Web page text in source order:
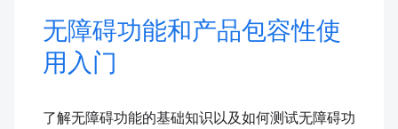
无障碍功能和产品包容性使
用入门
了解无障碍功能的基础知识以及如何测试无障碍功